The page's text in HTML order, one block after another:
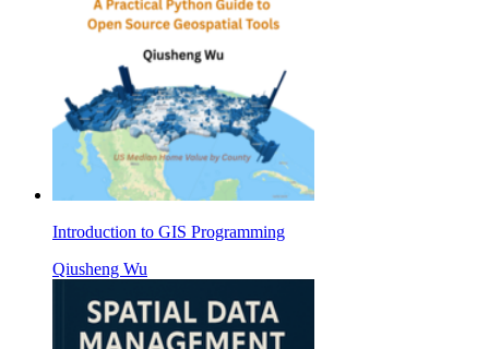
Introduction to GIS Programming
Qiusheng Wu